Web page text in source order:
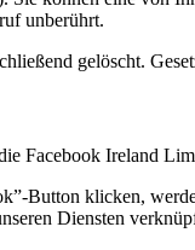
unberührt.
gelöscht.
Facebook Ireland
Button klicken,
Diensten